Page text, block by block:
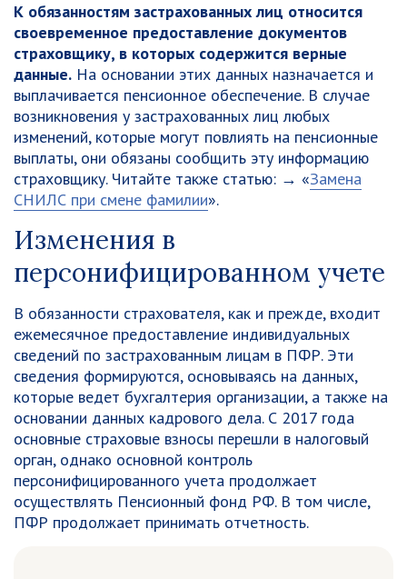
К обязанностям застрахованных лиц относится
своевременное предоставление документов
страховщику, в которых содержится верные
данные. На основании этих данных назначается и
выплачивается пенсионное обеспечение. В случае
возникновения у застрахованных лиц любых
изменений, которые могут повлиять на пенсионные
выплаты, они обязаны сообщить эту информацию
страховщику. Читайте также статью: → «Замена
СНИЛС при смене фамилии».
Изменения в
персонифицированном учете
В обязанности страхователя, как и прежде, входит
ежемесячное предоставление индивидуальных
сведений по застрахованным лицам в ПФР. Эти
сведения формируются, основываясь на данных,
которые ведет бухгалтерия организации, а также на
основании данных кадрового дела. С 2017 года
основные страховые взносы перешли в налоговый
орган, однако основной контроль
персонифицированного учета продолжает
осуществлять Пенсионный фонд РФ. В том числе,
ПФР продолжает принимать отчетность.